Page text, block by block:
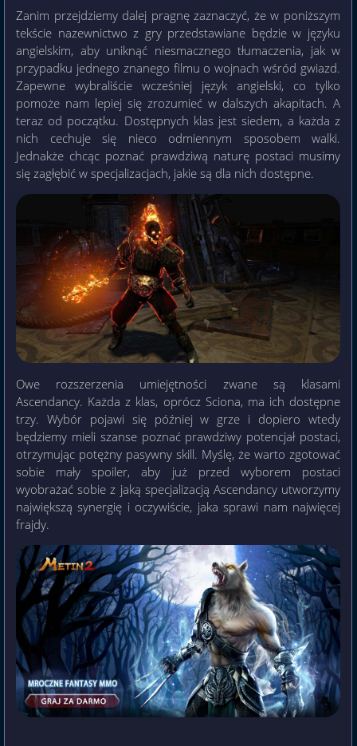
Zanim przejdziemy dalej pragnę zaznaczyć, że w poniższym
tekście nazewnictwo z gry przedstawiane będzie w języku
angielskim, aby uniknąć niesmacznego tłumaczenia, jak w
przypadku jednego znanego filmu o wojnach wśród gwiazd.
Zapewne wybraliście wcześniej język angielski, co tylko
pomoże nam lepiej się zrozumieć w dalszych akapitach. A
teraz od początku. Dostępnych klas jest siedem, a każda z
nich cechuje się nieco odmiennym sposobem walki.
Jednakże chcąc poznać prawdziwą naturę postaci musimy
się zagłębić w specjalizacjach, jakie są dla nich dostępne.
Owe rozszerzenia umiejętności zwane są klasami
Ascendancy. Każda z klas, oprócz Sciona, ma ich dostępne
trzy. Wybór pojawi się później w grze i dopiero wtedy
będziemy mieli szanse poznać prawdziwy potencjał postaci,
otrzymując potężny pasywny skill. Myślę, że warto zgotować
sobie mały spoiler, aby już przed wyborem postaci
wyobrażać sobie z jaką specjalizacją Ascendancy utworzymy
największą synergię i oczywiście, jaka sprawi nam najwięcej
frajdy.